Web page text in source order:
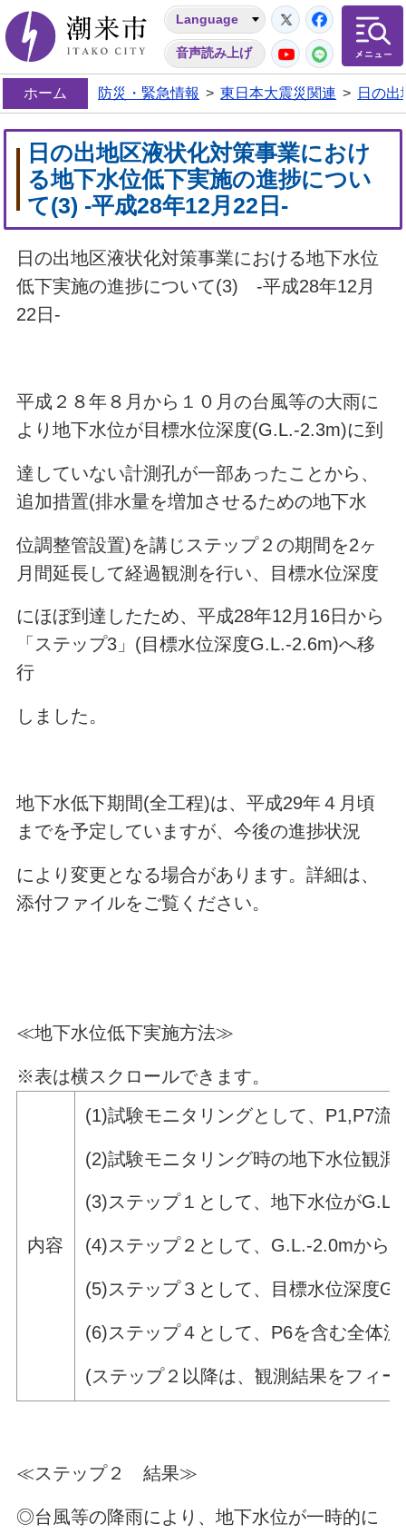
潮来市
Language
音声読み上げ
Twitter
YouTube
LINE
ホーム 防災・緊急情報 > 東日本大震災関連 > 日の
日の出地区液状化対策事業におけ
る地下水位低下実施の進捗につい
て(3) -平成28年12月22日-
日の出地区液状化対策事業における地下水位
低下実施の進捗について(3) -平成28年12月
22日-
平成２８年８月から１０月の台風等の大雨に
より地下水位が目標水位深度(G.L.-2.3m)に到
達していない計測孔が一部あったことから、
追加措置(排水量を増加させるための地下水
位調整管設置)を講じステップ２の期間を2ヶ
月間延長して経過観測を行い、目標水位深度
にほぼ到達したため、平成28年12月16日から
「ステップ3」(目標水位深度G.L.-2.6m)へ移
行
しました。
地下水低下期間(全工程)は、平成29年４月頃
までを予定していますが、今後の進捗状況
により変更となる場合があります。詳細は、
添付ファイルをご覧ください。
≪地下水位低下実施方法≫
※表は横スクロールできます。
内容
(1)試験モニタリングとして、P1,P7流
(2)試験モニタリング時の地下水位観
(3)ステップ１として、地下水位が
(4)ステップ２として、G.L.-2.0mから
(5)ステップ３として、目標水位深度
(6)ステップ４として、P6を含む全体
(ステップ２以降は、観測結果をフィ
≪ステップ２ 結果≫
◎台風等の降雨により、地下水位が一時的に